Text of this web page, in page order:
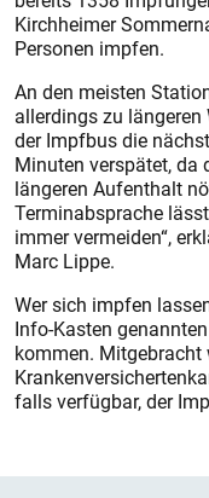
Kirchheimer
Personen impfen.
An den meisten
allerdings zu
der Impfbus die
Minuten verspätet, da
längeren Aufenthalt
Terminabsprache
immer vermeiden“,
Marc Lippe.
Wer sich impfen
Info-Kasten
kommen.
falls verfügbar, der